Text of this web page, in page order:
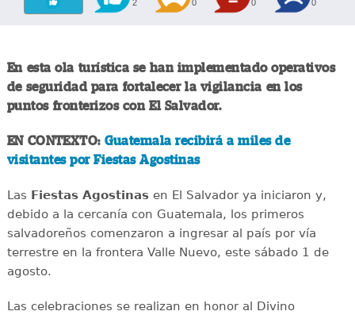
2 0 0 0
En esta ola turística se han implementado operativos
de seguridad para fortalecer la vigilancia en los
puntos fronterizos con El Salvador.
EN CONTEXTO: Guatemala recibirá a miles de
visitantes por Fiestas Agostinas
Las Fiestas Agostinasen El Salvador ya iniciaron y,
debido a la cercanía con Guatemala, los primeros
salvadoreños comenzaron a ingresar al país por vía
terrestre en la frontera Valle Nuevo, este sábado 1 de
agosto.
Las celebraciones se realizan en honor al Divino